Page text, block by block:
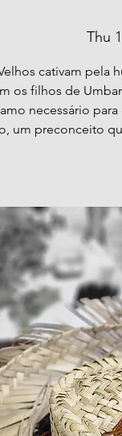
Thu
cativam pela
os filhos de
necessário
um preconceito